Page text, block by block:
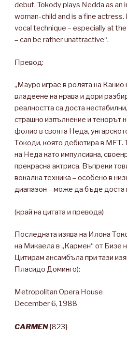
debut. Tokody plays Nedda as an
woman-child and is a fine
vocal technique – especially at
– can be rather unattractive“.
Превод:
„Мауро играе в ролята на Канио
владеене на нрава и дори
реалността са доста
страшно изпълнение и тенорът
фолио в своята Неда,
Токоди, която дебютира в MЕТ.
на Неда като импулсивна,
прекрасна актриса. Въпреки
вокална техника – особено в
диапазон – може да бъде доста
(край на цитата и превода)
Последната изява на Илона
на Микаела в „Кармен“ от Бизе
Цитирам ансамбъла при тази
Пласидо Доминго):
Metropolitan Opera House
December 6, 1988
CARMEN{823}